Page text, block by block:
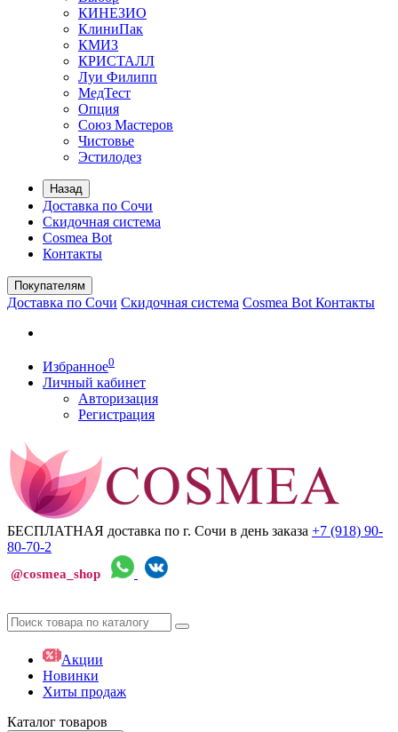
КИНЕЗИО
КлиниПак
КМИЗ
КРИСТАЛЛ
Луи Филипп
МедТест
Опция
Союз Мастеров
Чистовье
Эстилодез
Назад
Доставка по Сочи
Скидочная система
Cosmea Bot
Контакты
Покупателям
Доставка по Сочи Скидочная система Cosmea Bot Контакты
Избранное0
Личный кабинет
Авторизация
Регистрация
БЕСПЛАТНАЯ доставка по г. Сочи в день заказа +7 (918) 90-
80-70-2
@cosmea_shop
Акции
Новинки
Хиты продаж
Каталог товаров